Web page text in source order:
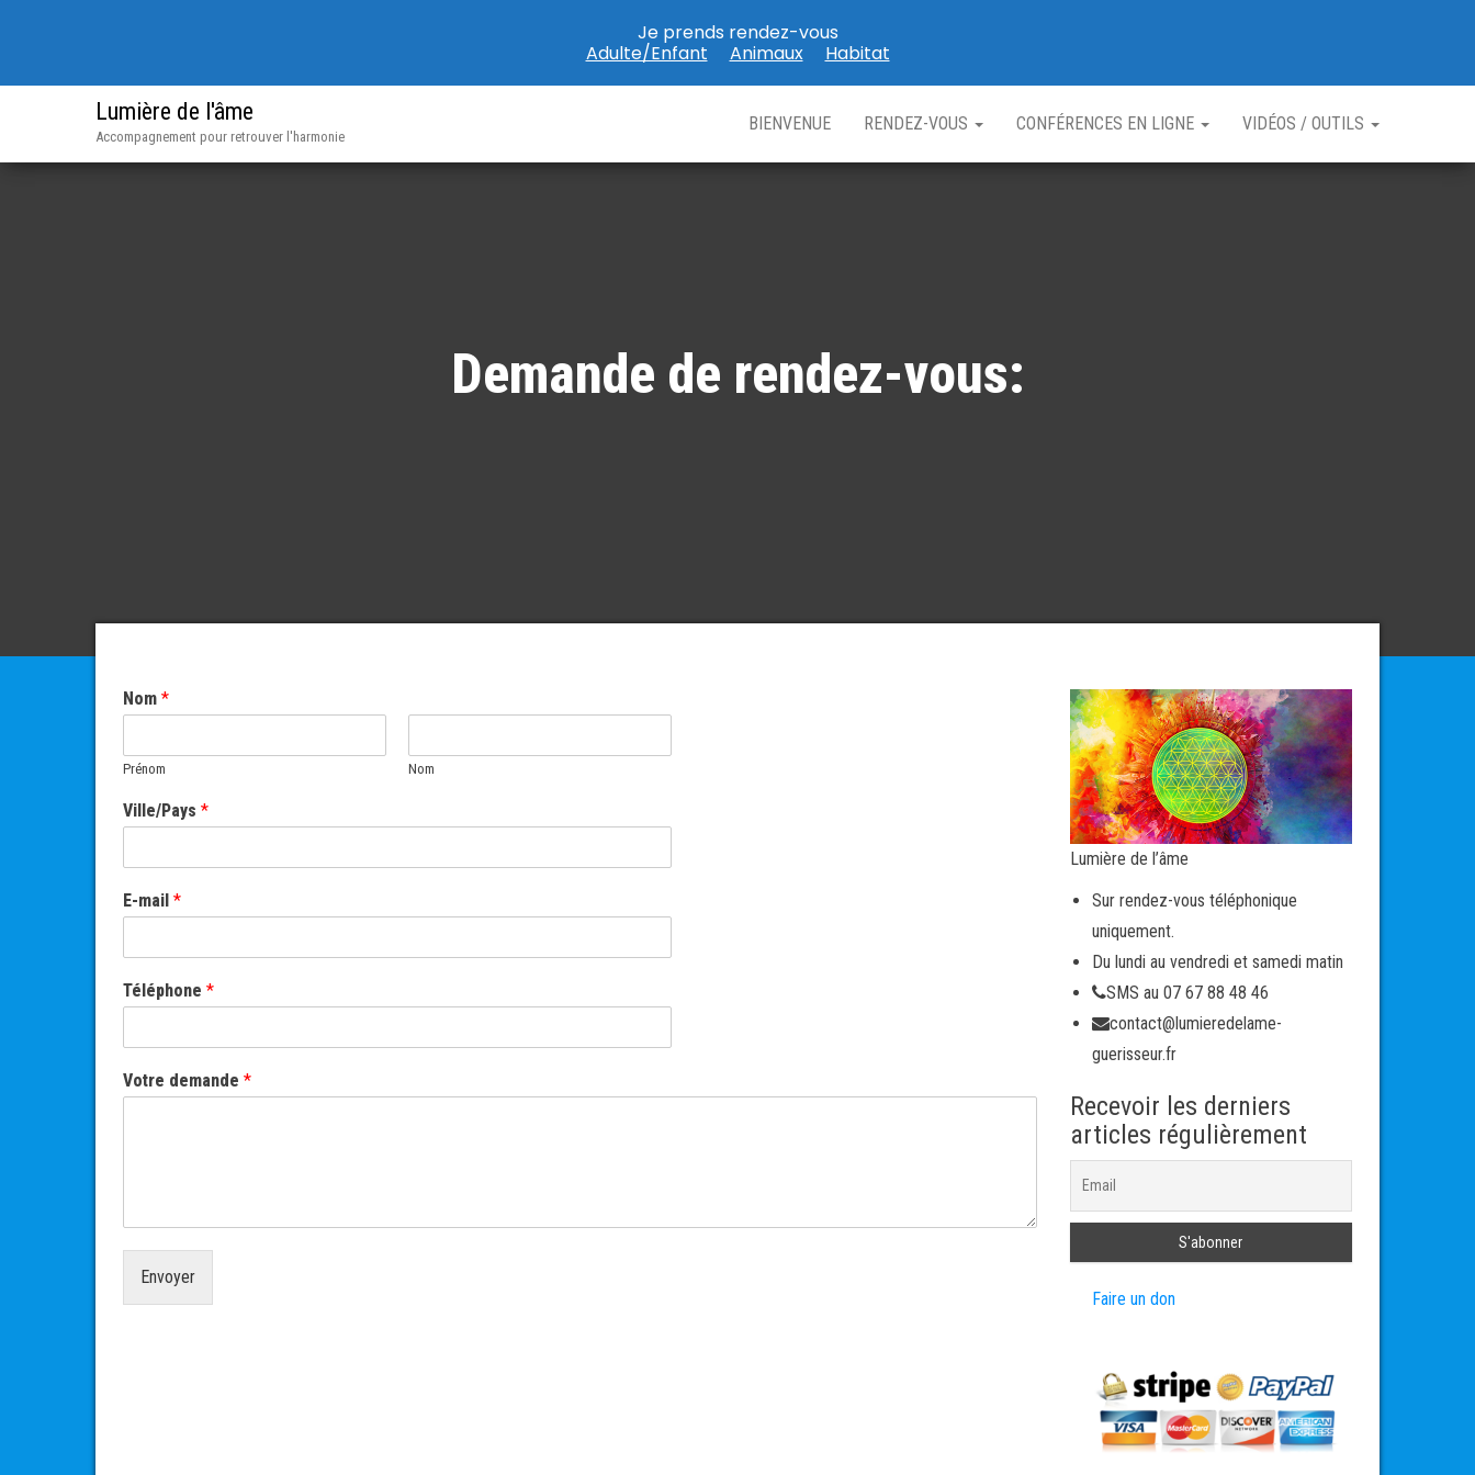
Lumière de l'âme
Accompagnement pour retrouver l'harmonie
BIENVENUE RENDEZ-VOUS CONFÉRENCES EN LIGNE VIDÉOS / OUTILS
Demande de rendez-vous:
Nom *
Prénom Nom
Ville/Pays *
E-mail *
Téléphone *
Votre demande *
Envoyer
Lumière de l’âme
Sur rendez-vous téléphonique
uniquement.
Du lundi au vendredi et samedi matin
SMS au 07 67 88 48 46
contact@lumieredelame-
guerisseur.fr
Recevoir les derniers
articles régulièrement
Faire un don
Je prends rendez-vous
Adulte/Enfant
Animaux Habitat